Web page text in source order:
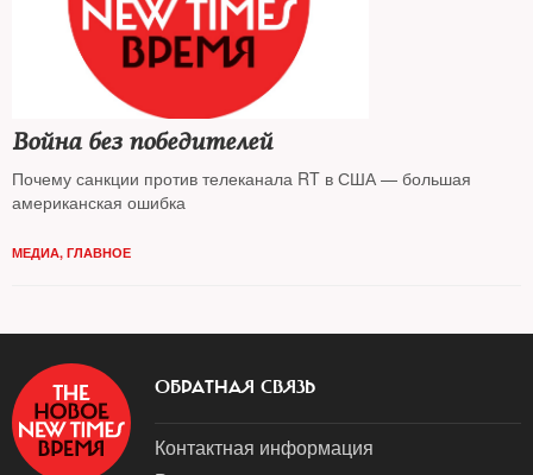
Война без победителей
Почему санкции против телеканала RT в США — большая
американская ошибка
МЕДИА, ГЛАВНОЕ
ОБРАТНАЯ СВЯЗЬ
Контактная информация